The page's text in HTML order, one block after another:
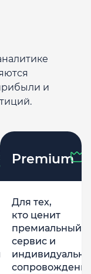
и
Premium
Для тех,
кто ценит
премиальный
сервис и